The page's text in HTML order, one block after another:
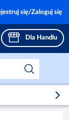
Dla Handlu
się/Zaloguj się